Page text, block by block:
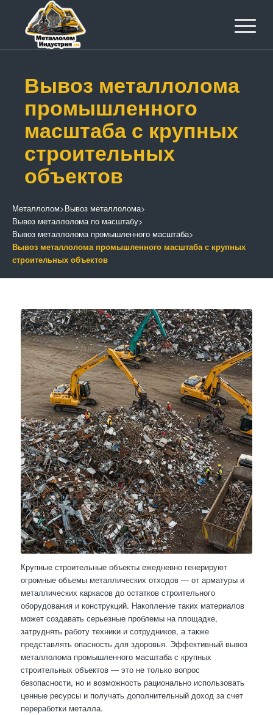
Вывоз металлолома
промышленного
масштаба с крупных
строительных
объектов
Металлолом>Вывоз металлолома>
Вывоз металлолома по масштабу>
Вывоз металлолома промышленного масштаба>
Вывоз металлолома промышленного масштаба с крупных
строительных объектов
Крупные строительные объекты ежедневно генерируют
огромные объемы металлических отходов — от арматуры и
металлических каркасов до остатков строительного
оборудования и конструкций. Накопление таких материалов
может создавать серьезные проблемы на площадке,
затруднять работу техники и сотрудников, а также
представлять опасность для здоровья. Эффективный вывоз
металлолома промышленного масштаба с крупных
строительных объектов — это не только вопрос
безопасности, но и возможность рационально использовать
ценные ресурсы и получать дополнительный доход за счет
переработки металла.